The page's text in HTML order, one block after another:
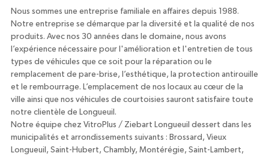
Nous sommes une entreprise familiale en affaires depuis 1988.
Notre entreprise se démarque par la diversité et la qualité de nos
produits. Avec nos 30 années dans le domaine, nous avons
l’expérience nécessaire pour l'amélioration et l'entretien de tous
types de véhicules que ce soit pour la réparation ou le
remplacement de pare-brise, l’esthétique, la protection antirouille
et le rembourrage. L’emplacement de nos locaux au cœur de la
ville ainsi que nos véhicules de courtoisies sauront satisfaire toute
notre clientèle de Longueuil.
Notre équipe chez VitroPlus / Ziebart Longueuil dessert dans les
municipalités et arrondissements suivants : Brossard, Vieux
Longueuil, Saint-Hubert, Chambly, Montérégie, Saint-Lambert,